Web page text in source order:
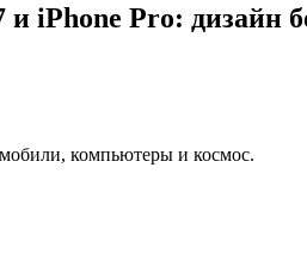
iPhone Pro: дизайн
компьютеры и космос.